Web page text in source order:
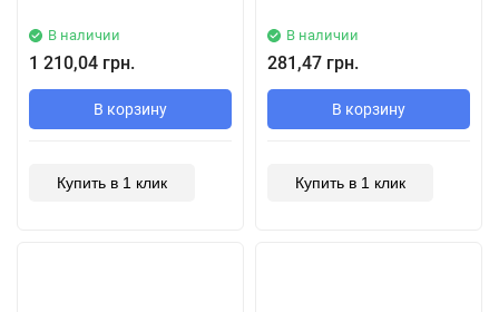
В наличии
1 210,04 грн.
В корзину
Купить в 1 клик
В наличии
281,47 грн.
В корзину
Купить в 1 клик